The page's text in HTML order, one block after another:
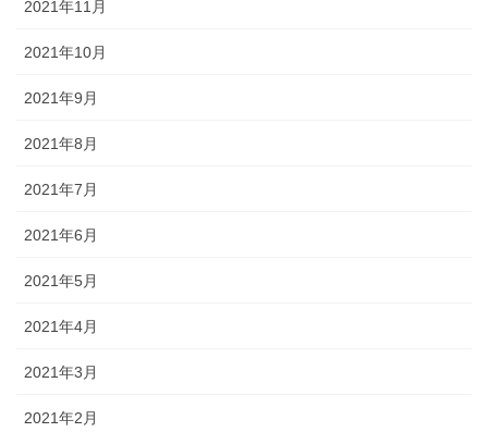
2021年11月
2021年10月
2021年9月
2021年8月
2021年7月
2021年6月
2021年5月
2021年4月
2021年3月
2021年2月